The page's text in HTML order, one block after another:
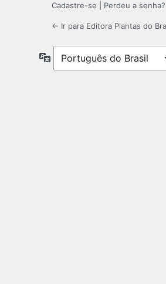
Cadastre-se Perdeu a senha?
← Ir para Editora Plantas do
Idioma